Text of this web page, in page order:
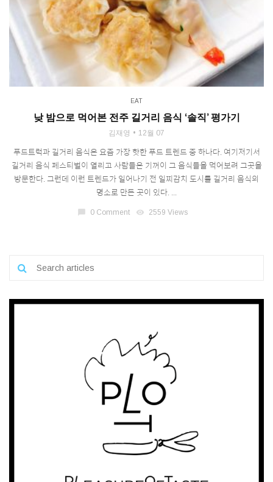
EAT
낮 밤으로 먹어본 전주 길거리 음식 ‘솔직’ 평가기
김재영 12월 07
푸드트럭과 길거리 음식은 요즘 가장 핫한 푸드 트렌드 중 하나다. 여기저기서
길거리 음식 페스티벌이 열리고 사람들은 기꺼이 그 음식들을 먹어보려 그곳을
방문한다. 그런데 이런 트렌드가 일어나기 전 일찌감치 도시를 길거리 음식의
명소로 만든 곳이 있다. ...
0 Comment visibility 2559 Views